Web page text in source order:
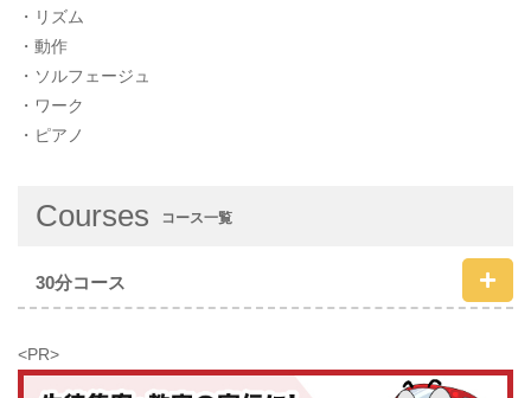
・リズム
・動作
・ソルフェージュ
・ワーク
・ピアノ
Courses コース一覧
30分コース
<PR>